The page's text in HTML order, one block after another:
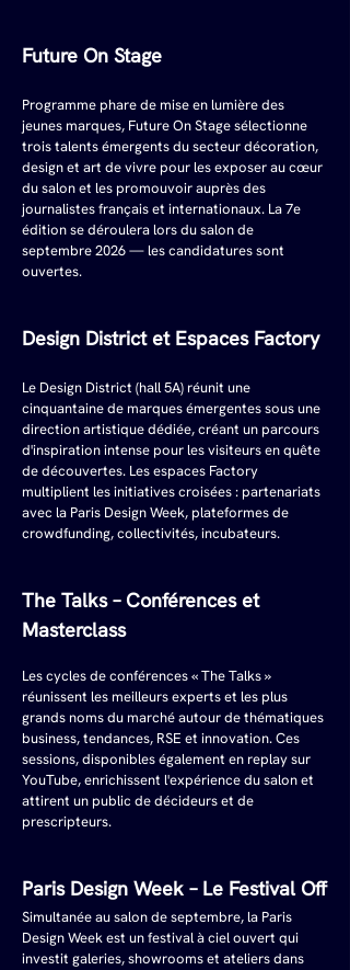
Future On Stage
Programme phare de mise en lumière des
jeunes marques, Future On Stage sélectionne
trois talents émergents du secteur décoration,
design et art de vivre pour les exposer au cœur
du salon et les promouvoir auprès des
journalistes français et internationaux. La 7e
édition se déroulera lors du salon de
septembre 2026 — les candidatures sont
ouvertes.
Design District et Espaces Factory
Le Design District (hall 5A) réunit une
cinquantaine de marques émergentes sous une
direction artistique dédiée, créant un parcours
d'inspiration intense pour les visiteurs en quête
de découvertes. Les espaces Factory
multiplient les initiatives croisées : partenariats
avec la Paris Design Week, plateformes de
crowdfunding, collectivités, incubateurs.
The Talks – Conférences et
Masterclass
Les cycles de conférences « The Talks »
réunissent les meilleurs experts et les plus
grands noms du marché autour de thématiques
business, tendances, RSE et innovation. Ces
sessions, disponibles également en replay sur
YouTube, enrichissent l'expérience du salon et
attirent un public de décideurs et de
prescripteurs.
Paris Design Week – Le Festival Off
Simultanée au salon de septembre, la Paris
Design Week est un festival à ciel ouvert qui
investit galeries, showrooms et ateliers dans